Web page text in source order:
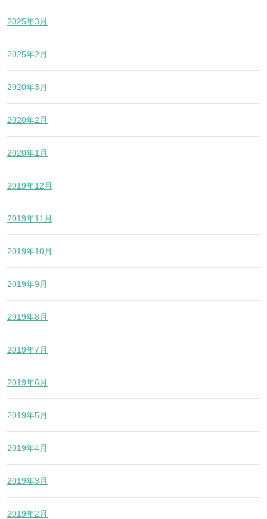
2025年3月
2025年2月
2020年3月
2020年2月
2020年1月
2019年12月
2019年11月
2019年10月
2019年9月
2019年8月
2019年7月
2019年6月
2019年5月
2019年4月
2019年3月
2019年2月